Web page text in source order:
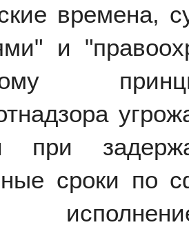
времена,
и
при
сроки по